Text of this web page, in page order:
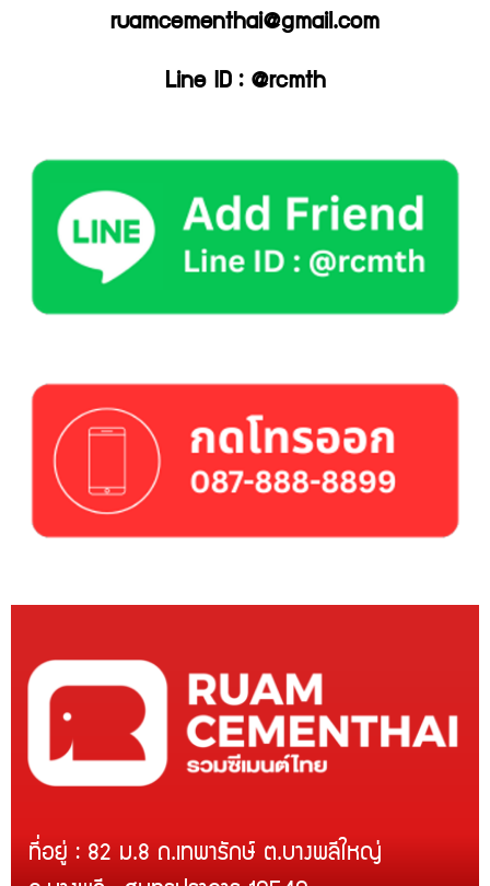
ruamcementhai@gmail.com
Line ID : @rcmth
ที่อยู่ : 82 ม.8 ถ.เทพารักษ์ ต.บางพลีใหญ่